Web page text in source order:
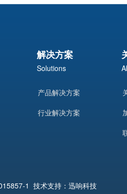
解决方案
Solutions
产品解决方案
行业解决方案
1 技术支持：迅响科技